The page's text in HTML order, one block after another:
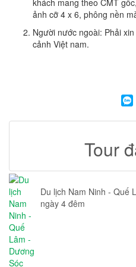
ảnh cỡ 4 x 6, phông nền
Người nước ngoài: Phải
cảnh Việt nam.
Tour
Du lịch Nam Ninh - Quế
ngày 4 đêm